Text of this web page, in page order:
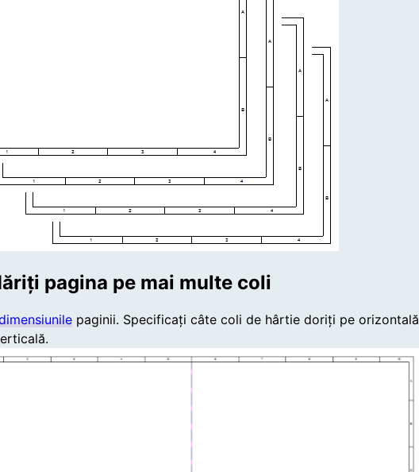
pagina pe mai multe coli
paginii. Specificați câte coli de hârtie doriți pe orizontală